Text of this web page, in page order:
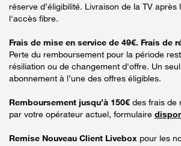
réserve d’éligibilité. Livraison de la TV
l'accès fibre.
Frais de mise en service de 49€. Frais de
Perte du remboursement pour la période
résiliation ou de changement d'offre. Un
abonnement à l’une des offres éligibles.
Remboursement jusqu’à 150€ des frais de
par votre opérateur actuel, formulaire
Remise Nouveau Client Livebox pour les